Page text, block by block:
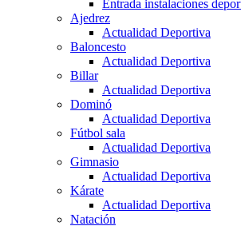
Entrada instalaciones
Ajedrez
Actualidad Deportiva
Baloncesto
Actualidad Deportiva
Billar
Actualidad Deportiva
Dominó
Actualidad Deportiva
Fútbol sala
Actualidad Deportiva
Gimnasio
Actualidad Deportiva
Kárate
Actualidad Deportiva
Natación